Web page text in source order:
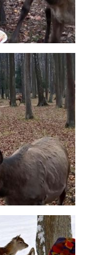
ПЛОЩАДКА